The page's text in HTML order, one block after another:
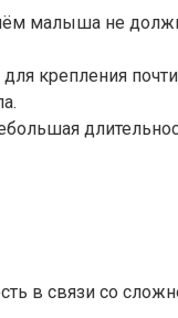
малыша не
крепления
в связи со